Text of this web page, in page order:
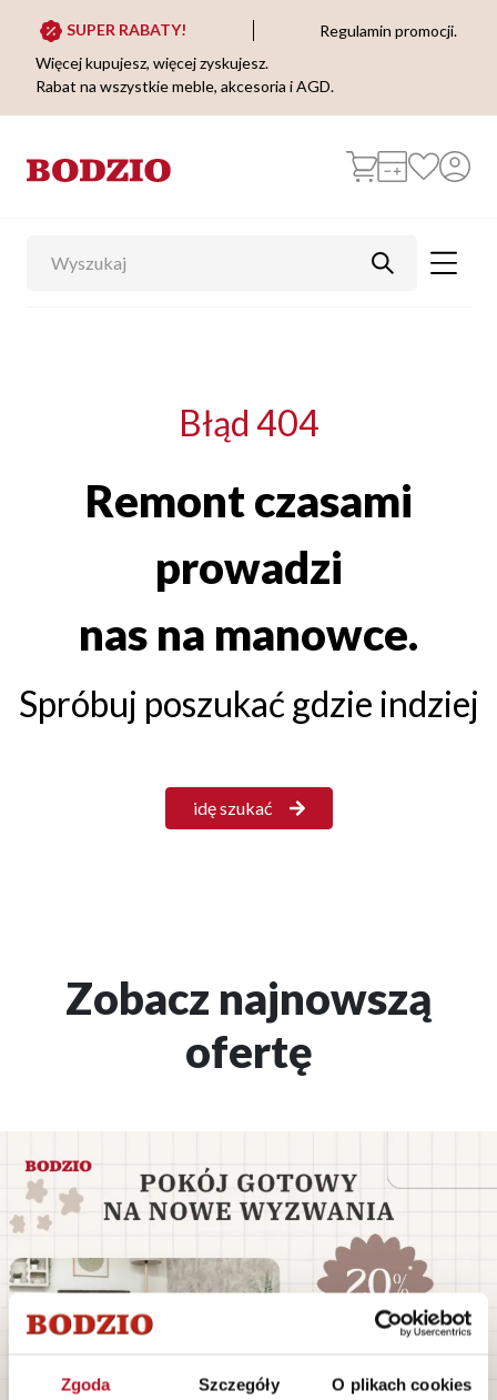
Zgoda Szczegóły O plikach cookies
SUPER RABATY!
Regulamin promocji.
Więcej kupujesz, więcej zyskujesz.
Rabat na wszystkie meble, akcesoria i AGD.
Błąd 404
Remont czasami
prowadzi
nas na manowce.
Spróbuj poszukać gdzie indziej
idę szukać
Zobacz najnowszą
ofertę